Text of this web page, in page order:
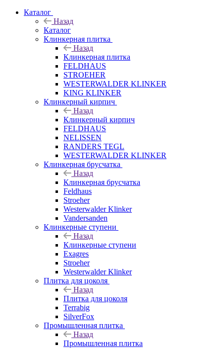
Каталог
Назад
Каталог
Клинкерная плитка
Назад
Клинкерная плитка
FELDHAUS
STROEHER
WESTERWALDER KLINKER
KING KLINKER
Клинкерный кирпич
Назад
Клинкерный кирпич
FELDHAUS
NELISSEN
RANDERS TEGL
WESTERWALDER KLINKER
Клинкерная брусчатка
Назад
Клинкерная брусчатка
Feldhaus
Stroeher
Westerwalder Klinker
Vandersanden
Клинкерные ступени
Назад
Клинкерные ступени
Exagres
Stroeher
Westerwalder Klinker
Плитка для цоколя
Назад
Плитка для цоколя
Terrabig
SilverFox
Промышленная плитка
Назад
Промышленная плитка